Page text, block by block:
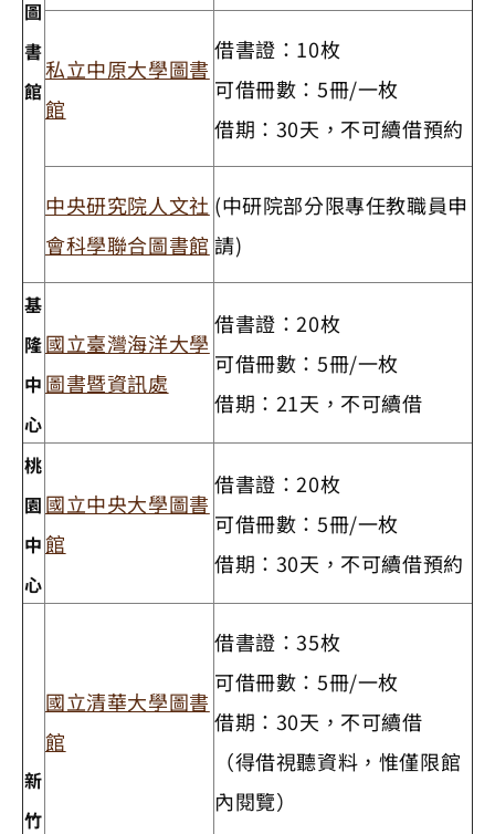
圖
書
館
私立中原大學圖書
館
借書證：10枚
可借冊數：5冊/一枚
借期：30天，不可續借預約
中央研究院人文社
會科學聯合圖書館
(中研院部分限專任教職員申
請)
基
隆
中
心
國立臺灣海洋大學
圖書暨資訊處
借書證：20枚
可借冊數：5冊/一枚
借期：21天，不可續借
桃
園
中
心
國立中央大學圖書
館
借書證：20枚
可借冊數：5冊/一枚
借期：30天，不可續借預約
新
竹
國立清華大學圖書
館
借書證：35枚
可借冊數：5冊/一枚
借期：30天，不可續借
（得借視聽資料，惟僅限館
內閱覽）